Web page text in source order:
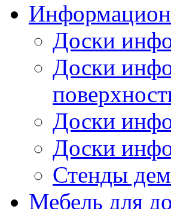
Доски
Доски
Доски
Доски
Стенды
Мебель для